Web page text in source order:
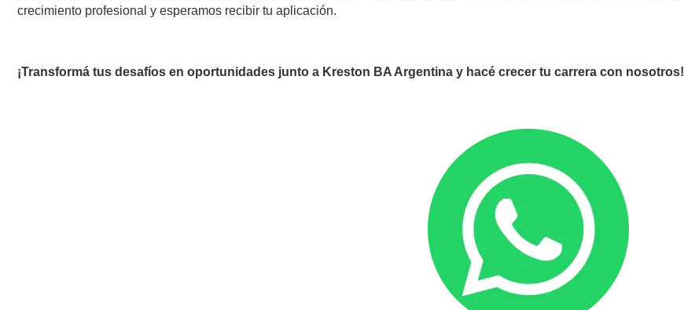
crecimiento profesional y esperamos recibir tu aplicación.
¡Transformá tus desafíos en oportunidades junto a Kreston BA Argentina y hacé crecer tu carrera con nosotros!